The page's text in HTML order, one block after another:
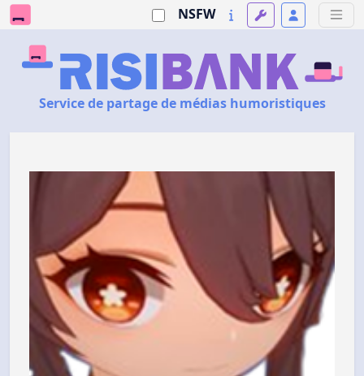
NSFW
Service de partage de médias humoristiques